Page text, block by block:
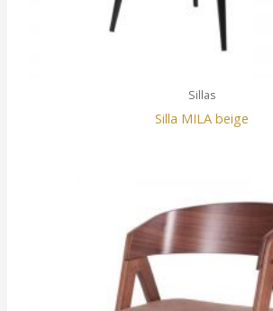
Sillas
Silla MILA beige